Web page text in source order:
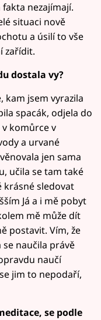
nezajímají.
situaci nově
a úsilí to vše
zařídit.
dostala vy?
kam jsem vyrazila
spacák, odjela do
komůrce v
a urvané
jen sama
učila se tam také
krásné sledovat
Já a i mě pobyt
mě může dít
postavit. Vím, že
naučila právě
naučí
jim to nepodaří,
se podle